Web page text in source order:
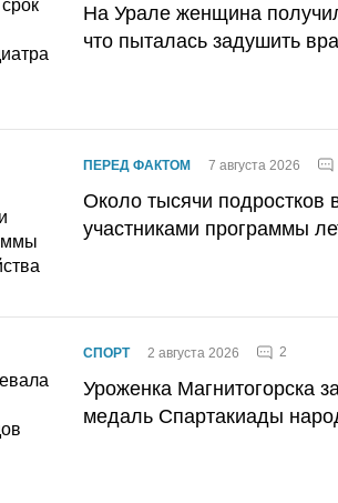
На Урале женщина
что пыталась задушить
ПЕРЕД ФАКТОМ 7 августа 2026
Около тысячи подростков
участниками программы
СПОРТ 2 августа 2026 2
Уроженка Магнитогорска
медаль Спартакиады